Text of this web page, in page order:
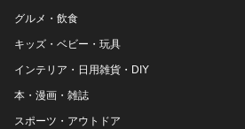
グルメ・飲食
キッズ・ベビー・玩具
インテリア・日用雑貨・DIY
本・漫画・雑誌
スポーツ・アウトドア